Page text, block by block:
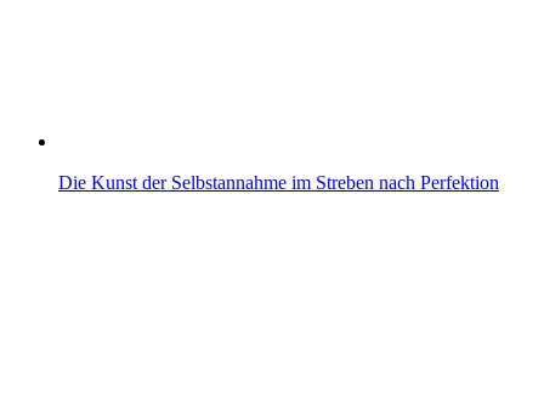
Die Kunst der Selbstannahme im Streben nach Perfektion